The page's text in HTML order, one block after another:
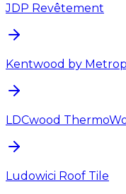
JDP Revêtement
Kentwood by
LDCwood
Ludowici Roof Tile